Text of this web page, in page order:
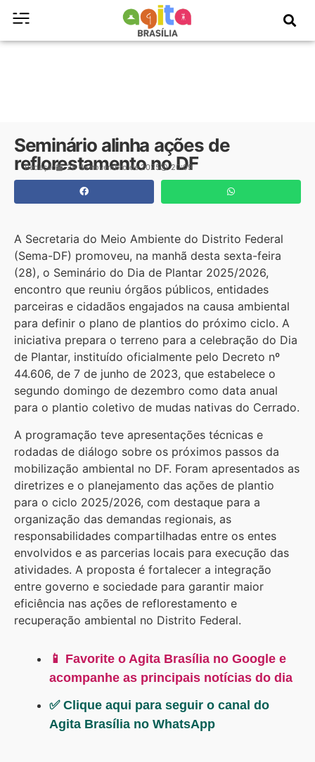
Seminário alinha ações de
reflorestamento no DF
Redação 28 de novembro de 2025 20:09
A Secretaria do Meio Ambiente do Distrito Federal
(Sema-DF) promoveu, na manhã desta sexta-feira
(28), o Seminário do Dia de Plantar 2025/2026,
encontro que reuniu órgãos públicos, entidades
parceiras e cidadãos engajados na causa ambiental
para definir o plano de plantios do próximo ciclo. A
iniciativa prepara o terreno para a celebração do Dia
de Plantar, instituído oficialmente pelo Decreto nº
44.606, de 7 de junho de 2023, que estabelece o
segundo domingo de dezembro como data anual
para o plantio coletivo de mudas nativas do Cerrado.
A programação teve apresentações técnicas e
rodadas de diálogo sobre os próximos passos da
mobilização ambiental no DF. Foram apresentados as
diretrizes e o planejamento das ações de plantio
para o ciclo 2025/2026, com destaque para a
organização das demandas regionais, as
responsabilidades compartilhadas entre os entes
envolvidos e as parcerias locais para execução das
atividades. A proposta é fortalecer a integração
entre governo e sociedade para garantir maior
eficiência nas ações de reflorestamento e
recuperação ambiental no Distrito Federal.
📱 Favorite o Agita Brasília no Google e
acompanhe as principais notícias do dia
✅ Clique aqui para seguir o canal do
Agita Brasília no WhatsApp